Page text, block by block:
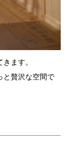
ます。
と贅沢な空間で